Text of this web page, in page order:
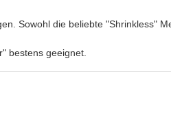
Sowohl die beliebte "Shrinkless"
bestens geeignet.